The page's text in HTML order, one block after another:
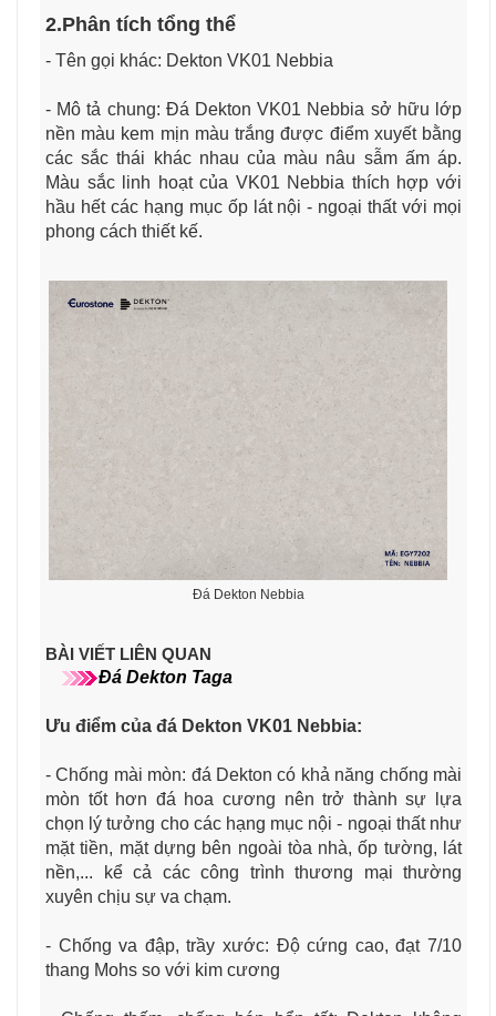
2.Phân tích tổng thể
- Tên gọi khác: Dekton VK01 Nebbia
- Mô tả chung: Đá Dekton VK01 Nebbia sở hữu lớp
nền màu kem mịn màu trắng được điểm xuyết bằng
các sắc thái khác nhau của màu nâu sẫm ấm áp.
Màu sắc linh hoạt của VK01 Nebbia thích hợp với
hầu hết các hạng mục ốp lát nội - ngoại thất với mọi
phong cách thiết kế.
Đá Dekton Nebbia
BÀI VIẾT LIÊN QUAN
Đá Dekton Taga
Ưu điểm của đá Dekton VK01 Nebbia:
- Chống mài mòn: đá Dekton có khả năng chống mài
mòn tốt hơn đá hoa cương nên trở thành sự lựa
chọn lý tưởng cho các hạng mục nội - ngoại thất như
mặt tiền, mặt dựng bên ngoài tòa nhà, ốp tường, lát
nền,... kể cả các công trình thương mại thường
xuyên chịu sự va chạm.
- Chống va đập, trầy xước: Độ cứng cao, đạt 7/10
thang Mohs so với kim cương